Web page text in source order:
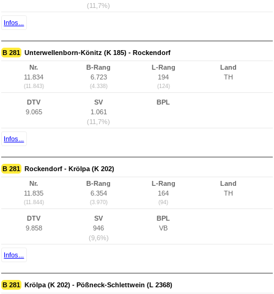
(11,7%)
Infos...
B 281 Unterwellenborn-Könitz (K 185) - Rockendorf
Nr.
11.834
(11.843)
B-Rang
6.723
(4.338)
L-Rang
194
(124)
Land
TH
DTV
9.065
SV
1.061
(11,7%)
BPL
Infos...
B 281 Rockendorf - Krölpa (K 202)
Nr.
11.835
(11.844)
B-Rang
6.354
(3.970)
L-Rang
164
(94)
Land
TH
DTV
9.858
SV
946
(9,6%)
BPL
VB
Infos...
B 281 Krölpa (K 202) - Pößneck-Schlettwein (L 2368)